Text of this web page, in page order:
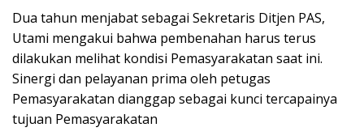
Dua tahun menjabat sebagai Sekretaris Ditjen PAS,
Utami mengakui bahwa pembenahan harus terus
dilakukan melihat kondisi Pemasyarakatan saat ini.
Sinergi dan pelayanan prima oleh petugas
Pemasyarakatan dianggap sebagai kunci tercapainya
tujuan Pemasyarakatan